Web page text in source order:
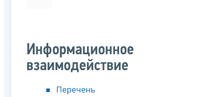
Информационное
взаимодействие
Перечень